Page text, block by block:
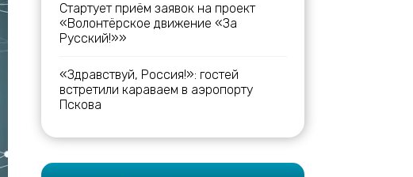
Стартует приём заявок на проект
«Волонтёрское движение «За
Русский!»»
«Здравствуй, Россия!»: гостей
встретили караваем в аэропорту
Пскова